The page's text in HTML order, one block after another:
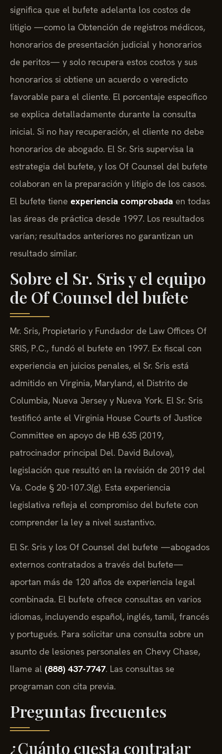
significa que el bufete adelanta los costos de
litigio —como la Obtención de registros médicos,
honorarios de presentación judicial y honorarios
de peritos— y solo recupera estos costos y sus
honorarios si obtiene un acuerdo o veredicto
favorable para el cliente. El porcentaje específico
se explica detalladamente durante la consulta
inicial. Si no hay recuperación, el cliente no debe
honorarios de abogado. El Sr. Sris supervisa la
estrategia del bufete, y los Of Counsel del bufete
colaboran en la preparación y litigio de los casos.
El bufete tiene experiencia comprobada en todas
las áreas de práctica desde 1997. Los resultados
varían; resultados anteriores no garantizan un
resultado similar.
Sobre el Sr. Sris y el equipo
de Of Counsel del bufete
Mr. Sris, Propietario y Fundador de Law Offices Of
SRIS, P.C., fundó el bufete en 1997. Ex fiscal con
experiencia en juicios penales, el Sr. Sris está
admitido en Virginia, Maryland, el Distrito de
Columbia, Nueva Jersey y Nueva York. El Sr. Sris
testificó ante el Virginia House Courts of Justice
Committee en apoyo de HB 635 (2019,
patrocinador principal Del. David Bulova),
legislación que resultó en la revisión de 2019 del
Va. Code § 20-107.3(g). Esta experiencia
legislativa refleja el compromiso del bufete con
comprender la ley a nivel sustantivo.
El Sr. Sris y los Of Counsel del bufete —abogados
externos contratados a través del bufete—
aportan más de 120 años de experiencia legal
combinada. El bufete ofrece consultas en varios
idiomas, incluyendo español, inglés, tamil, francés
y portugués. Para solicitar una consulta sobre un
asunto de lesiones personales en Chevy Chase,
llame al (888) 437-7747. Las consultas se
programan con cita previa.
Preguntas frecuentes
¿Cuánto cuesta contratar